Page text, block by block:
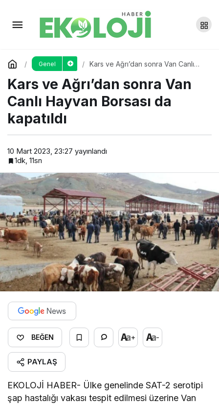
Genel
Kars ve Ağrı’dan sonra Van Canlı
Kars ve Ağrı’dan sonra Van
Canlı Hayvan Borsası da
kapatıldı
10 Mart 2023, 23:27 yayınlandı
1dk, 11sn
BEĞEN + -
PAYLAŞ
EKOLOJİ HABER- Ülke genelinde SAT-2 serotipi
şap hastalığı vakası tespit edilmesi üzerine Van
Uzmanlardan kuraklık uyarısı
Yorum Yap Paylaş